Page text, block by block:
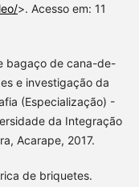
>. Acesso em: 11
bagaço de cana-de-
e investigação da
(Especialização) -
da Integração
Acarape, 2017.
de briquetes.